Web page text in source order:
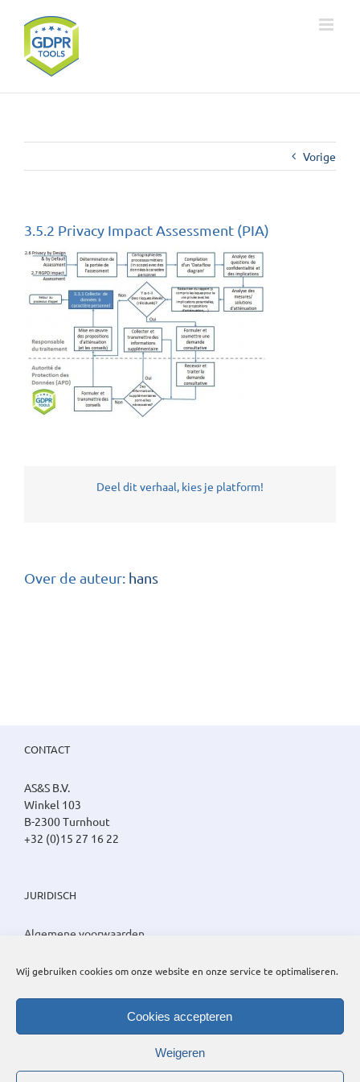
Wij gebruiken cookies om onze website en onze service te optimaliseren.
Cookies accepteren
Weigeren
inhoud
Vorige
3.5.2 Privacy Impact Assessment (PIA)
Deel dit verhaal, kies je platform!
Over de auteur: hans
CONTACT
AS&S B.V.
Winkel 103
B-2300 Turnhout
+32 (0)15 27 16 22
JURIDISCH
Algemene voorwaarden
Cookie beleid